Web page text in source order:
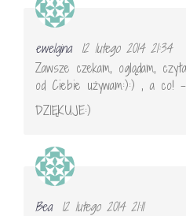
ewelajna
12 lutego 2014 21:34
Zawsze czekam, oglądam,
od Ciebie używam:):) , a co! –
DZIĘKUJE:)
Bea
12 lutego 2014 21:11